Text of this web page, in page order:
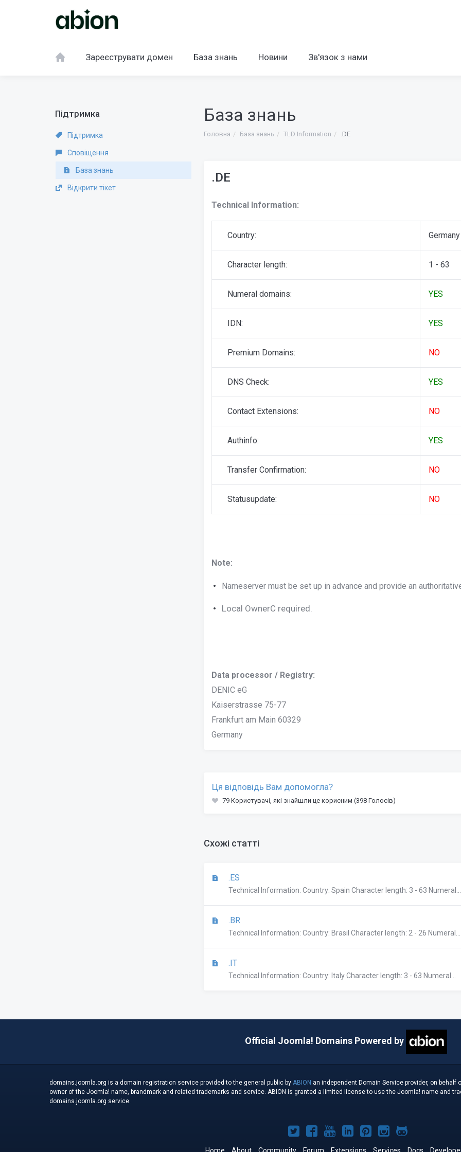
Зареєструвати домен База знань Новини Зв'язок з нами
База знань
Головна База знань TLD Information .DE
.DE
Technical Information:
Country: Germany
Character length: 1 - 63
Numeral domains: YES
IDN: YES
Premium Domains: NO
DNS Check: YES
Contact Extensions: NO
Authinfo: YES
Transfer Confirmation: NO
Statusupdate: NO
Note:
Nameserver must be set up in advance and provide an
Local OwnerC required.
Data processor / Registry:
DENIC eG
Kaiserstrasse 75-77
Frankfurt am Main 60329
Germany
Ця відповідь Вам допомогла?
79 Користувачі, які знайшли це корисним (398 Голосів)
Схожі статті
.ES
Technical Information: Country: Spain Character length: 3 - 63 Numeral...
.BR
Technical Information: Country: Brasil Character length: 2 - 26 Numeral...
.IT
Technical Information: Country: Italy Character length: 3 - 63 Numeral...
Підтримка
Підтримка
Сповіщення
База знань
Відкрити тікет
Official Joomla! Domains Powered by
domains.joomla.org is a domain registration service provided to the general public by ABION an independent Domain Service provider, on
owner of the Joomla! name, brandmark and related trademarks and service. ABION is granted a limited license to use the Joomla! name and
domains.joomla.org service.
Joomla!
on
Joomla!
on
Joomla!
on
Joomla!
on
Joomla!
on
Joomla!
on
Joomla!
on